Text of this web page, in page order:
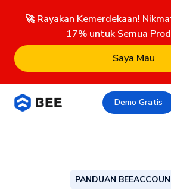
🚀 Rayakan Kemerdekaan!
17% untuk Semua
Saya Mau
Demo Gratis
PANDUAN